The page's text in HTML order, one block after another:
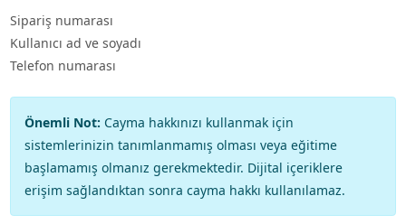
Sipariş numarası
Kullanıcı ad ve soyadı
Telefon numarası
Önemli Not: Cayma hakkınızı kullanmak için
sistemlerinizin tanımlanmamış olması veya eğitime
başlamamış olmanız gerekmektedir. Dijital içeriklere
erişim sağlandıktan sonra cayma hakkı kullanılamaz.